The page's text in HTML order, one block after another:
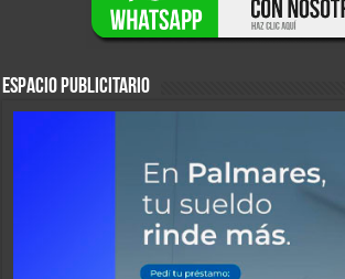
ESPACIO PUBLICITARIO